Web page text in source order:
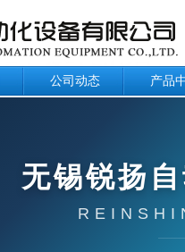
公司动态 产品
无锡锐扬